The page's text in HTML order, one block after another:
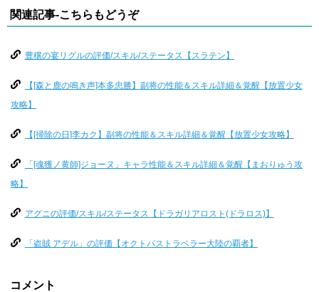
関連記事-こちらもどうぞ
豊穣の宴リグルの評価/スキル/ステータス【スラテン】
【[森と鹿の鳴き声]本多忠勝】副将の性能＆スキル詳細＆覚醒【放置少女
攻略】
【[掃除の日]李カク】副将の性能＆スキル詳細＆覚醒【放置少女攻略】
「[魂獲ノ黄師]ジョーヌ」キャラ性能＆スキル詳細＆覚醒【まおりゅう攻
略】
アグニの評価/スキル/ステータス【ドラガリアロスト(ドラロス)】
「盗賊 アデル」の評価【オクトパストラベラー大陸の覇者】
コメント